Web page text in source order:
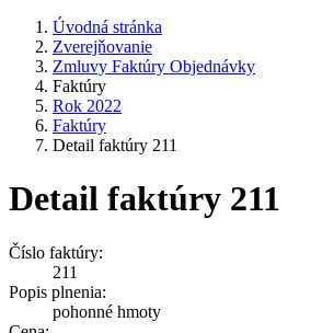
Úvodná stránka
Zverejňovanie
Zmluvy Faktúry Objednávky
Faktúry
Rok 2022
Faktúry
Detail faktúry 211
Detail faktúry 211
Číslo faktúry:
211
Popis plnenia:
pohonné hmoty